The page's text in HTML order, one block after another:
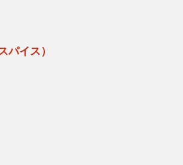
パイス）